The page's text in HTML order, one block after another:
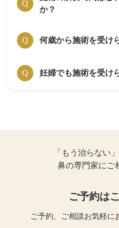
感染症の危険は全く
ださい。
いの感覚かというと
はりきゅうルーム岳
Q
か？
A
20分前後です。
Q 何歳から施術を受け
A
ご本人が鍼灸施術に
ます。
Q 妊婦でも施術を受け
妊娠によるつわり、
安定期に入ってない
での身体への負担を
「もう治らない
鼻の専門家にご
ご予約は
ご予約、ご相談お気軽に